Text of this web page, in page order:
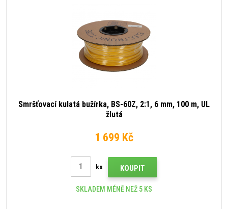
Smršťovací kulatá bužírka, BS-60Z, 2:1, 6 mm, 100 m, UL
žlutá
1 699 Kč
ks KOUPIT
SKLADEM MÉNĚ NEŽ 5 KS